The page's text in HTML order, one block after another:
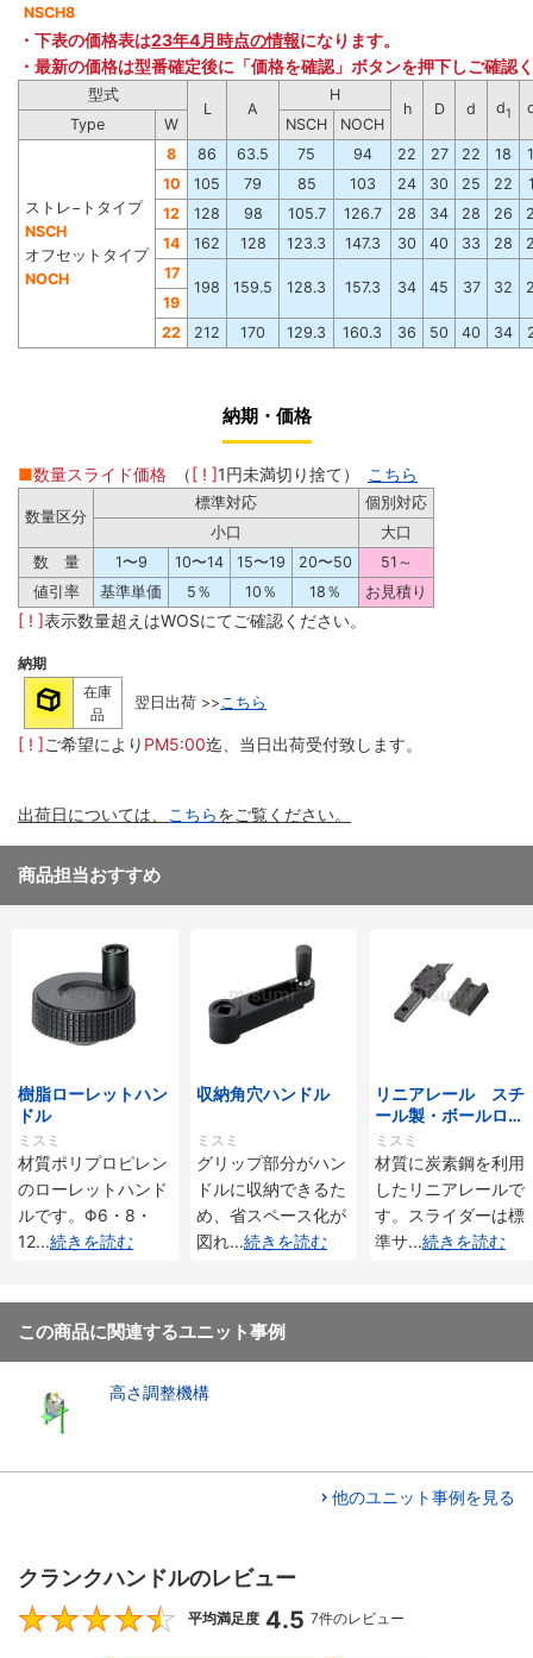
NSCH8
・下表の価格表は23年4月時点の情報になります。
・最新の価格は型番確定後に「価格を確認」ボタンを押下しご確認
型式
L
A
H
h
D d d1
Type
W NSCH NOCH
ストレ−トタイプ
NSCH
オフセットタイプ
NOCH
8 86 63.5 75 94 22 27 22 18
10
105 79 85 103 24 30 25 22
12
128 98 105.7 126.7 28 34 28 26
14
162 128 123.3 147.3 30 40 33 28
17
198
159.5 128.3 157.3 34 45 37 32
19
22
212 170 129.3 160.3 36 50 40 34
納期・価格
■数量スライド価格 （[ ! ]1円未満切り捨て） こちら
数量区分
標準対応
個別対応
小口
大口
数 量
1〜9 10〜14 15〜19 20〜50
51～
値引率
基準単価 5％ 10％ 18％ お見積り
[ ! ]表示数量超えはWOSにてご確認ください。
納期
在庫
品
翌日出荷 >>こちら
[ ! ]ご希望により PM5:00迄、当日出荷受付致します。
出荷日については、 こちらをご覧ください。
商品担当おすすめ
樹脂ローレットハン
ドル
ミスミ
材質ポリプロピレン
のローレットハンド
ルです。Φ6・8・
12...続きを読む
収納角穴ハンドル
ミスミ
グリップ部分がハン
ドルに収納できるた
め、省スペース化が
図れ...続きを読む
リニアレール スチ
ール製・ボールロー
ラタイプ
ミスミ
材質に炭素鋼を利用
したリニアレールで
す。スライダーは標
準サ...続きを読む
この商品に関連するユニット事例
高さ調整機構
他のユニット事例を見る
クランクハンドルのレビュー
4.5
平均満足度 4.5 7件のレビュー